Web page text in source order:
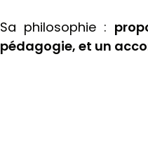
Sa philosophie :
pédagogie, et un